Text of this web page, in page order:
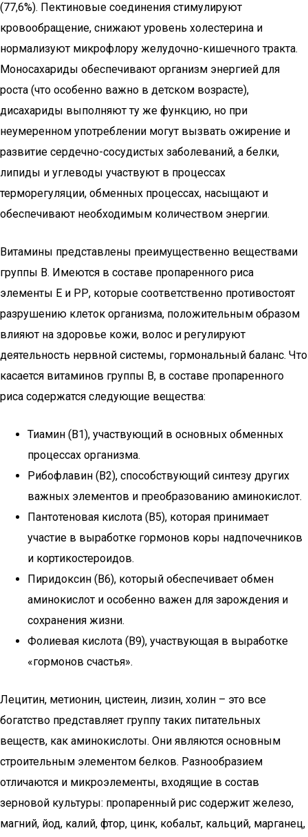
(77,6%). Пектиновые соединения стимулируют
кровообращение, снижают уровень холестерина и
нормализуют микрофлору желудочно-кишечного тракта.
Моносахариды обеспечивают организм энергией для
роста (что особенно важно в детском возрасте),
дисахариды выполняют ту же функцию, но при
неумеренном употреблении могут вызвать ожирение и
развитие сердечно-сосудистых заболеваний, а белки,
липиды и углеводы участвуют в процессах
терморегуляции, обменных процессах, насыщают и
обеспечивают необходимым количеством энергии.
Витамины представлены преимущественно веществами
группы В. Имеются в составе пропаренного риса
элементы Е и РР, которые соответственно противостоят
разрушению клеток организма, положительным образом
влияют на здоровье кожи, волос и регулируют
деятельность нервной системы, гормональный баланс. Что
касается витаминов группы В, в составе пропаренного
риса содержатся следующие вещества:
Тиамин (В1), участвующий в основных обменных
процессах организма.
Рибофлавин (В2), способствующий синтезу других
важных элементов и преобразованию аминокислот.
Пантотеновая кислота (В5), которая принимает
участие в выработке гормонов коры надпочечников
и кортикостероидов.
Пиридоксин (В6), который обеспечивает обмен
аминокислот и особенно важен для зарождения и
сохранения жизни.
Фолиевая кислота (В9), участвующая в выработке
«гормонов счастья».
Лецитин, метионин, цистеин, лизин, холин – это все
богатство представляет группу таких питательных
веществ, как аминокислоты. Они являются основным
строительным элементом белков. Разнообразием
отличаются и микроэлементы, входящие в состав
зерновой культуры: пропаренный рис содержит железо,
магний, йод, калий, фтор, цинк, кобальт, кальций, марганец,